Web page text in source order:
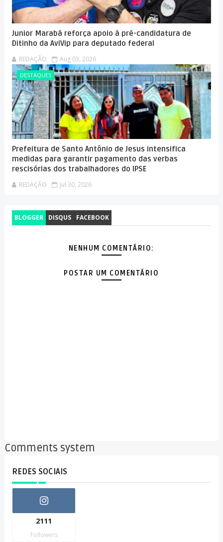
Junior Marabá reforça apoio à pré-candidatura de
Ditinho da AviVip para deputado federal
REDAÇÃO Aug 03, 2026
DESTAQUES
Prefeitura de Santo Antônio de Jesus intensifica
medidas para garantir pagamento das verbas
rescisórias dos trabalhadores do IPSE
REDAÇÃO Jul 30, 2026
BLOGGER DISQUS FACEBOOK
NENHUM COMENTÁRIO:
POSTAR UM COMENTÁRIO
Comments system
REDES SOCIAIS
2111
Followers